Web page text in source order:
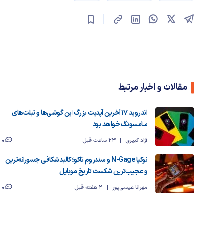
مقالات و اخبار مرتبط
اندروید ۱۷ آخرین آپدیت بزرگ این گوشی‌ها و تبلت‌های
سامسونگ خواهد بود
آزاد کبیری 23 ساعت قبل 0
نوکیا N-Gage و سندروم تاکو؛ کالبدشکافی جسورانه‌ترین
و عجیب‌ترین شکست تاریخ موبایل
مهرانا عیسی‌پور 2 هفته قبل 0